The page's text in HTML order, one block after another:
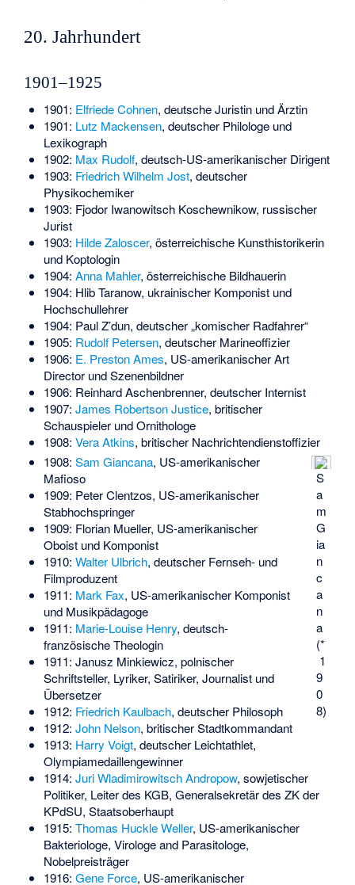
20. Jahrhundert
1901–1925
1901: Elfriede Cohnen, deutsche Juristin und Ärztin
1901: Lutz Mackensen, deutscher Philologe und
Lexikograph
1902: Max Rudolf, deutsch-US-amerikanischer Dirigent
1903: Friedrich Wilhelm Jost, deutscher
Physikochemiker
1903: Fjodor Iwanowitsch Koschewnikow, russischer
Jurist
1903: Hilde Zaloscer, österreichische Kunsthistorikerin
und Koptologin
1904: Anna Mahler, österreichische Bildhauerin
1904: Hlib Taranow, ukrainischer Komponist und
Hochschullehrer
1904: Paul Z’dun, deutscher „komischer Radfahrer“
1905: Rudolf Petersen, deutscher Marineoffizier
1906: E. Preston Ames, US-amerikanischer Art
Director und Szenenbildner
1906: Reinhard Aschenbrenner, deutscher Internist
1907: James Robertson Justice, britischer
Schauspieler und Ornithologe
1908: Vera Atkins, britischer Nachrichtendienstoffizier
S
a
m
G
ia
n
c
a
n
a
(*
1
9
0
8)
1908: Sam Giancana, US-amerikanischer
Mafioso
1909: Peter Clentzos, US-amerikanischer
Stabhochspringer
1909: Florian Mueller, US-amerikanischer
Oboist und Komponist
1910: Walter Ulbrich, deutscher Fernseh- und
Filmproduzent
1911: Mark Fax, US-amerikanischer Komponist
und Musikpädagoge
1911: Marie-Louise Henry, deutsch-
französische Theologin
1911: Janusz Minkiewicz, polnischer
Schriftsteller, Lyriker, Satiriker, Journalist und
Übersetzer
1912: Friedrich Kaulbach, deutscher Philosoph
1912: John Nelson, britischer Stadtkommandant
1913: Harry Voigt, deutscher Leichtathlet,
Olympiamedaillengewinner
1914: Juri Wladimirowitsch Andropow, sowjetischer
Politiker, Leiter des KGB, Generalsekretär des ZK der
KPdSU, Staatsoberhaupt
1915: Thomas Huckle Weller, US-amerikanischer
Bakteriologe, Virologe and Parasitologe,
Nobelpreisträger
1916: Gene Force, US-amerikanischer